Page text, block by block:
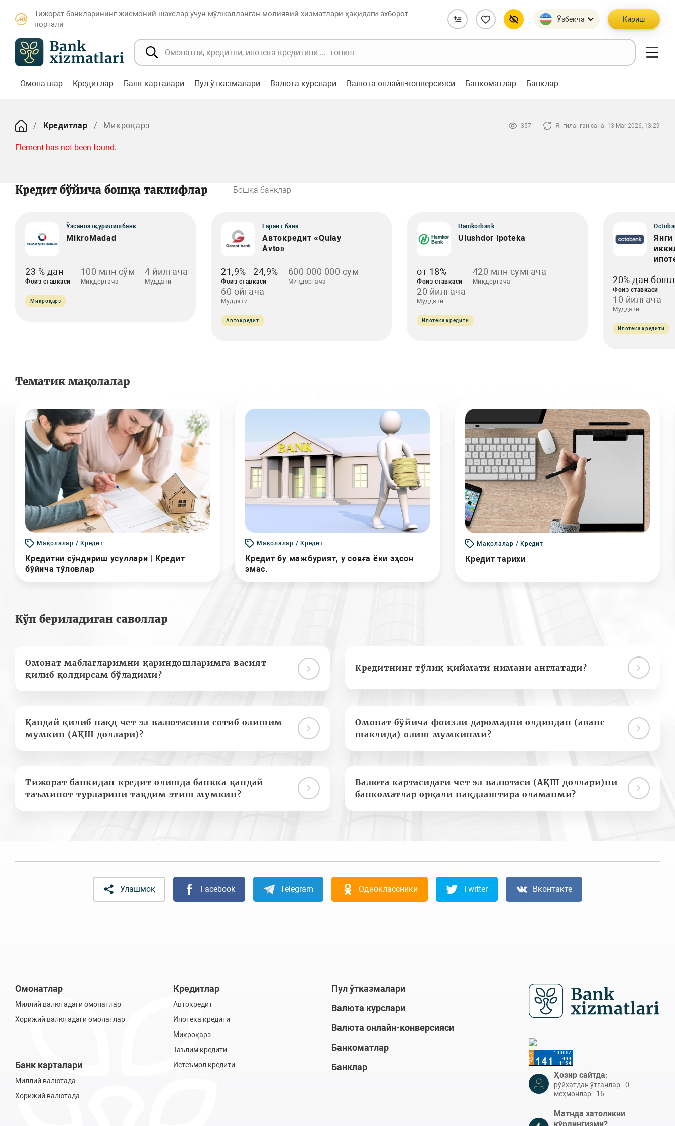
Тижорат банкларининг жисмоний шахслар учун мўлжалланган молиявий хизматлари ҳақидаги ахборот
портали
Ўзбекча Кириш
Омонатлар Кредитлар Банк карталари Пул ўтказмалари Валюта курслари Валюта онлайн-конверсияси Банкоматлар Банклар
Кредитлар Микроқарз 357 Янгиланган сана: 13 Mar 2026, 13:29
Element has not been found.
Кредит бўйича бошқа таклифлар Бошқа банклар
Ўзсаноатқурилишбанк
MikroMadad
23 % дан
Фоиз ставкаси
100 млн сўм
Миқдоргача
4 йилгача
Муддати
Микроқарз
Гарант банк
Автокредит «Qulay
Avto»
21,9% - 24,9%
Фоиз ставкаси
600 000 000 сум
Миқдоргача
60 ойгача
Муддати
Автокредит
Hamkorbank
Ulushdor ipoteka
от 18%
Фоиз ставкаси
420 млн сумгача
Миқдоргача
20 йилгача
Муддати
Ипотека кредити
Янги
20% дан
Фоиз ставкаси
10 йилгача
Муддати
Ипотека кредити
Тематик мақолалар
Мақолалар / Кредит
Кредитни сўндириш усуллари | Кредит
бўйича тўловлар
Мақолалар / Кредит
Кредит бу мажбурият, у совға ёки эҳсон
эмас.
Мақолалар / Кредит
Кредит тарихи
Кўп бериладиган саволлар
Омонат маблағларимни қариндошларимга васият
қилиб қолдирсам бўладими?
Кредитнинг тўлиқ қиймати нимани англатади?
Қандай қилиб нақд чет эл валютасини сотиб олишим
мумкин (АҚШ доллари)?
Омонат бўйича фоизли даромадни олдиндан (аванс
шаклида) олиш мумкинми?
Тижорат банкидан кредит олишда банкка қандай
таъминот турларини тақдим этиш мумкин?
Валюта картасидаги чет эл валютаси (АҚШ доллари)ни
банкоматлар орқали нақдлаштира оламанми?
Улашмоқ Facebook Telegram Одноклассники Twitter Вконтакте
Омонатлар
Миллий валютадаги омонатлар
Хорижий валютадаги омонатлар
Банк карталари
Миллий валютада
Хорижий валютада
Кредитлар
Автокредит
Ипотека кредити
Микроқарз
Таълим кредити
Истеъмол кредити
Пул ўтказмалари
Валюта курслари
Валюта онлайн-конверсияси
Банкоматлар
Банклар
Ҳозир сайтда:
рўйхатдан ўтганлар - 0
меҳмонлар - 16
Матнда хатоликни